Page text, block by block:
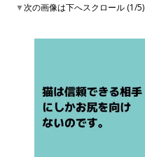
▼次の画像は下へスクロール (1/5)